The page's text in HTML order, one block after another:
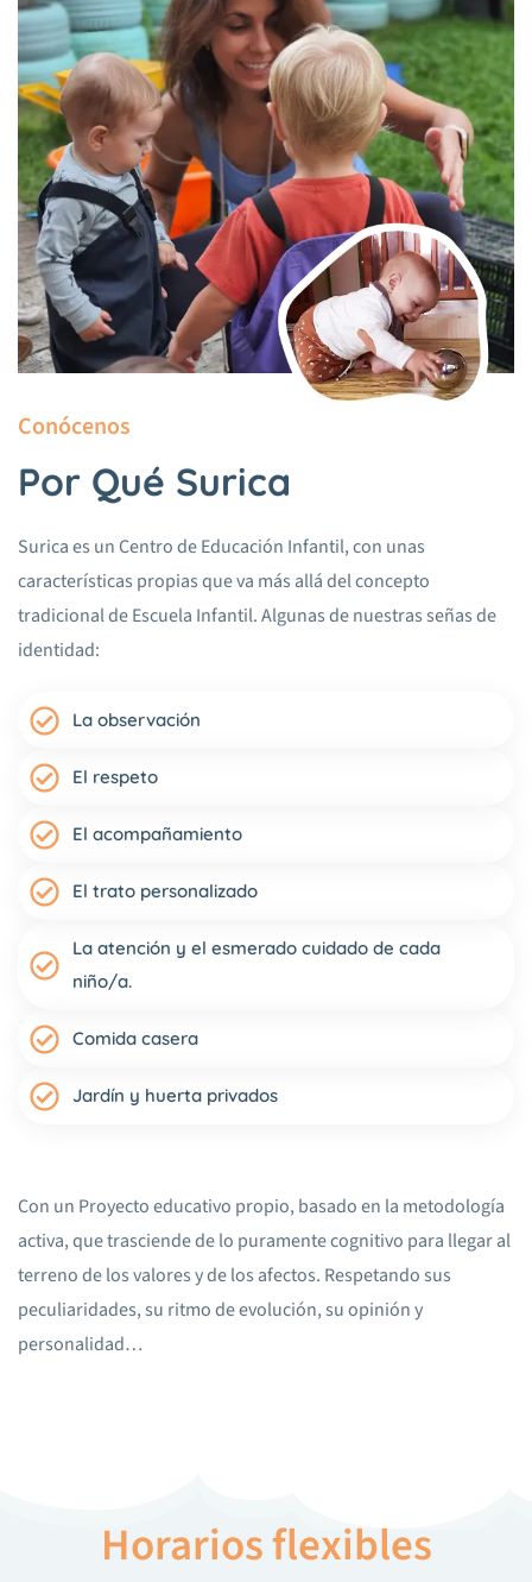
Conócenos
Por Qué Surica
Surica es un Centro de Educación Infantil, con unas
características propias que va más allá del concepto
tradicional de Escuela Infantil. Algunas de nuestras señas de
identidad:
La observación
El respeto
El acompañamiento
El trato personalizado
La atención y el esmerado cuidado de cada
niño/a.
Comida casera
Jardín y huerta privados
Con un Proyecto educativo propio, basado en la metodología
activa, que trasciende de lo puramente cognitivo para llegar al
terreno de los valores y de los afectos. Respetando sus
peculiaridades, su ritmo de evolución, su opinión y
personalidad…
Horarios flexibles